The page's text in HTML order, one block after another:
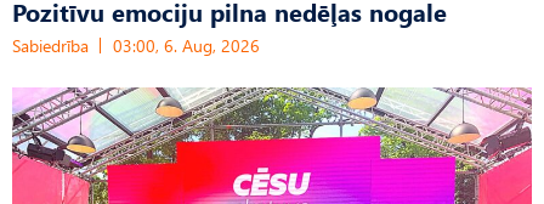
Pozitīvu emociju pilna nedēļas nogale
Sabiedrība 03:00, 6. Aug, 2026